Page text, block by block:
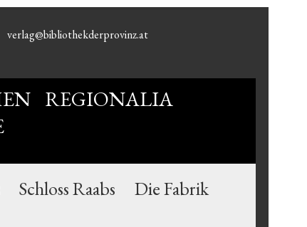
verlag@bibliothekderprovinz.at
REGIONALIA
Schloss Raabs
Die Fabrik